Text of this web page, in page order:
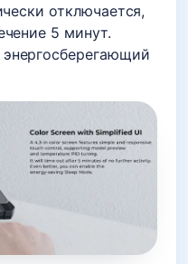
отключается,
5 минут.